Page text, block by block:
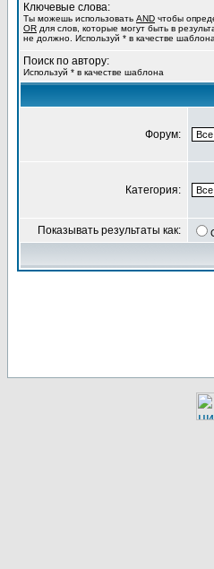
Ключевые слова:
Ты можешь использовать AND чтобы
OR для слов, которые могут быть в
не должно. Используй * в качестве
Поиск по автору:
Используй * в качестве шаблона
Форум:
Категория:
Показывать результаты как: